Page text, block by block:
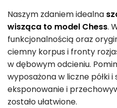
Naszym zdaniem idealna
wisząca to model Chess.
funkcjonalnością oraz
ciemny korpus i fronty
w dębowym odcieniu.
wyposażona w liczne półki
eksponowanie i
zostało ułatwione.